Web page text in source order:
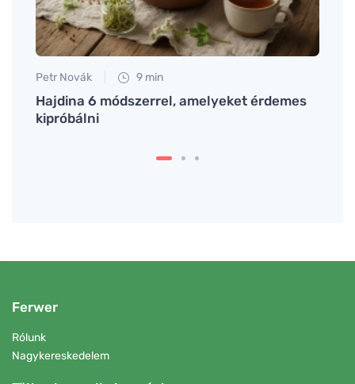
Petr Novák 9 min
Hajdina 6 módszerrel, amelyeket érdemes
kipróbálni
Ferwer
Rólunk
Nagykereskedelem